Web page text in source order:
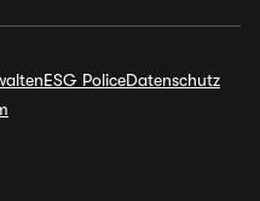
ESG PoliceDatenschutz